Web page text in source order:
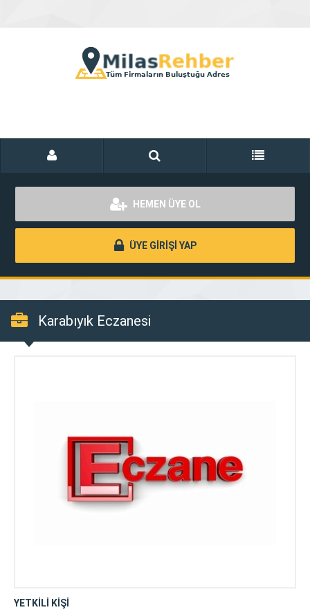
HEMEN ÜYE OL
ÜYE GİRİŞİ YAP
Karabıyık Eczanesi
YETKİLİ KİŞİ